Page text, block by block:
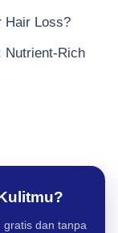
Hair Loss?
Nutrient-Rich
gratis dan tanpa